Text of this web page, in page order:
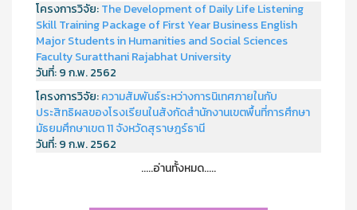
โครงการวิจัย:The Development of Daily Life Listening
Skill Training Package of First Year Business English
Major Students in Humanities and Social Sciences
Faculty Suratthani Rajabhat University
วันที่:9 ก.พ. 2562
โครงการวิจัย:ความสัมพันธ์ระหว่างการนิเทศภายในกับ
ประสิทธิผลของโรงเรียนในสังกัดสำนักงานเขตพื้นที่การศึกษา
มัธยมศึกษาเขต 11 จังหวัดสุราษฎร์ธานี
วันที่:9 ก.พ. 2562
.....อ่านทั้งหมด.....